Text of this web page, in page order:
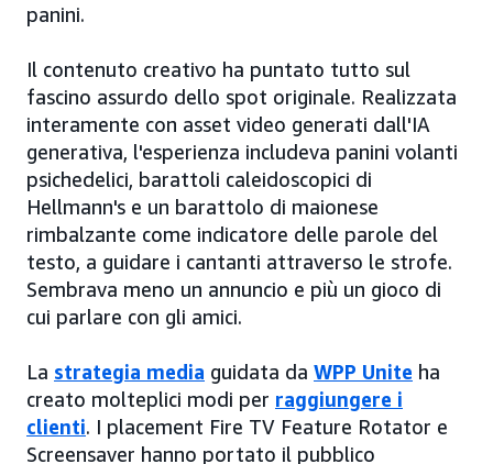
panini.
Il contenuto creativo ha puntato tutto sul
fascino assurdo dello spot originale. Realizzata
interamente con asset video generati dall'IA
generativa, l'esperienza includeva panini volanti
psichedelici, barattoli caleidoscopici di
Hellmann's e un barattolo di maionese
rimbalzante come indicatore delle parole del
testo, a guidare i cantanti attraverso le strofe.
Sembrava meno un annuncio e più un gioco di
cui parlare con gli amici.
La strategia media guidata da WPP Unite ha
creato molteplici modi per raggiungere i
clienti. I placement Fire TV Feature Rotator e
Screensaver hanno portato il pubblico